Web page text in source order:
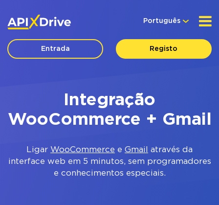
Português
Entrada Registo
Integração
WooCommerce + Gmail
Ligar WooCommerce e Gmail
através da
interface web em 5 minutos, sem programadores
e conhecimentos especiais.